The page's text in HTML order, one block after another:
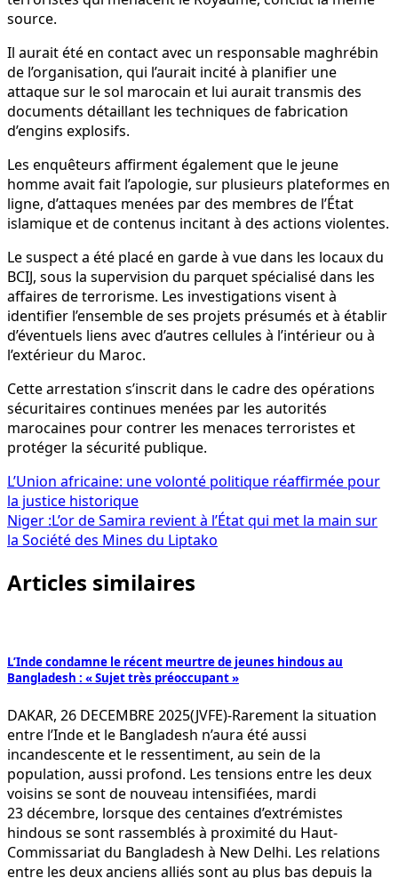
source.
Il aurait été en contact avec un responsable maghrébin
de l’organisation, qui l’aurait incité à planifier une
attaque sur le sol marocain et lui aurait transmis des
documents détaillant les techniques de fabrication
d’engins explosifs.
Les enquêteurs affirment également que le jeune
homme avait fait l’apologie, sur plusieurs plateformes en
ligne, d’attaques menées par des membres de l’État
islamique et de contenus incitant à des actions violentes.
Le suspect a été placé en garde à vue dans les locaux du
BCIJ, sous la supervision du parquet spécialisé dans les
affaires de terrorisme. Les investigations visent à
identifier l’ensemble de ses projets présumés et à établir
d’éventuels liens avec d’autres cellules à l’intérieur ou à
l’extérieur du Maroc.
Cette arrestation s’inscrit dans le cadre des opérations
sécuritaires continues menées par les autorités
marocaines pour contrer les menaces terroristes et
protéger la sécurité publique.
Navigation
de
l’article
L’Union africaine: une volonté politique réaffirmée pour
la justice historique
Niger :L’or de Samira revient à l’État qui met la main sur
la Société des Mines du Liptako
Articles similaires
L’Inde condamne le récent meurtre de jeunes hindous au
Bangladesh : « Sujet très préoccupant »
DAKAR, 26 DECEMBRE 2025(JVFE)-Rarement la situation
entre l’Inde et le Bangladesh n’aura été aussi
incandescente et le ressentiment, au sein de la
population, aussi profond. Les tensions entre les deux
voisins se sont de nouveau intensifiées, mardi
23 décembre, lorsque des centaines d’extrémistes
hindous se sont rassemblés à proximité du Haut-
Commissariat du Bangladesh à New Delhi. Les relations
entre les deux anciens alliés sont au plus bas depuis la